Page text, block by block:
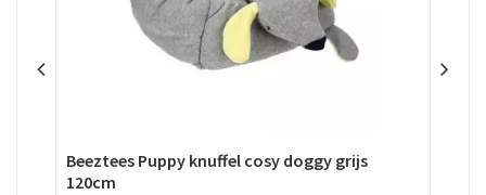
Beeztees Puppy knuffel cosy doggy grijs
120cm